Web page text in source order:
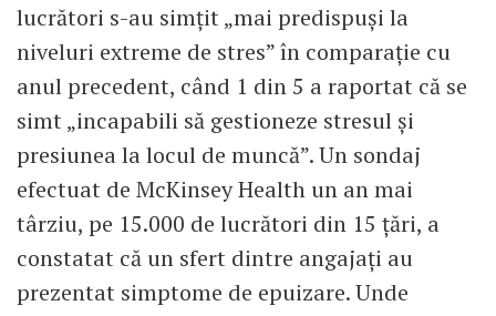
lucrători s-au simțit „mai predispuși la
niveluri extreme de stres” în comparație cu
anul precedent, când 1 din 5 a raportat că se
simt „incapabili să gestioneze stresul și
presiunea la locul de muncă”. Un sondaj
efectuat de McKinsey Health un an mai
târziu, pe 15.000 de lucrători din 15 țări, a
constatat că un sfert dintre angajați au
prezentat simptome de epuizare. Unde